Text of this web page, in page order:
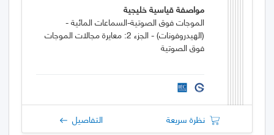
مواصفة قياسية خليجية
الموجات فوق الصوتية-السماعات المائية -
(الهيدروفونات) - الجزء 2: معايرة مجالات الموجات
فوق الصوتية
نظرة سريعة التفاصيل